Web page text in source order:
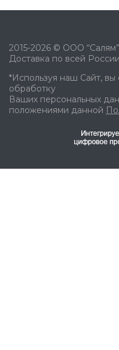
2015-2026 © ООО
Доставка по всей
*Используя наш Сайт, вы
обработку
Ваших персональных
положениями данной